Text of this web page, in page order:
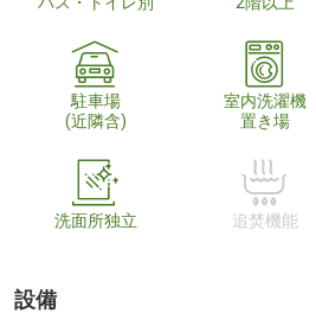
駐車場
(近隣含)
室内洗濯機
置き場
洗面所独立 追焚機能
設備